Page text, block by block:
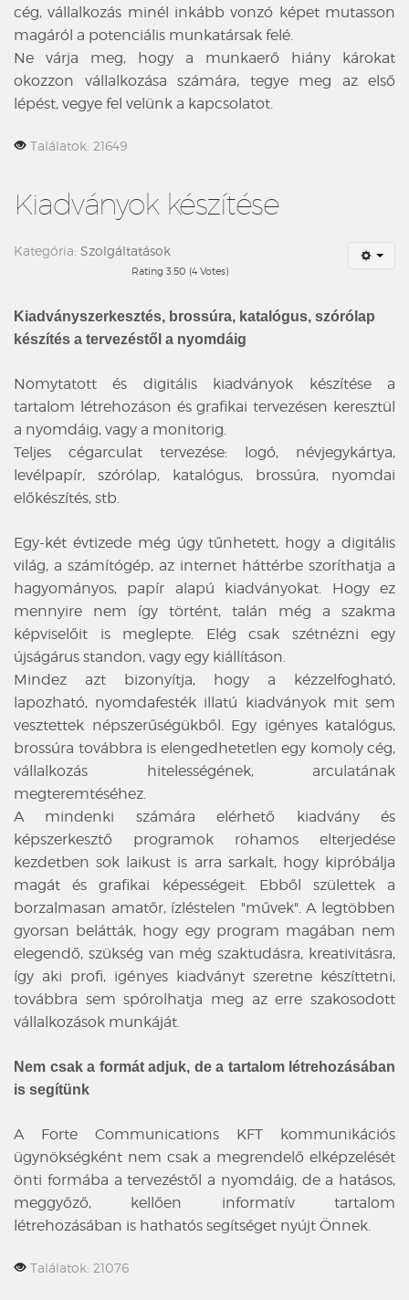
cég, vállalkozás minél inkább vonzó képet mutasson
magáról a potenciális munkatársak felé.
Ne várja meg, hogy a munkaerő hiány károkat
okozzon vállalkozása számára, tegye meg az első
lépést, vegye fel velünk a kapcsolatot.
Találatok: 21649
Kiadványok készítése
Kategória: Szolgáltatások
Rating 3.50 (4 Votes)
Kiadványszerkesztés, brossúra, katalógus, szórólap
készítés a tervezéstől a nyomdáig
Nomytatott és digitális kiadványok készítése a
tartalom létrehozáson és grafikai tervezésen keresztül
a nyomdáig, vagy a monitorig.
Teljes cégarculat tervezése: logó, névjegykártya,
levélpapír, szórólap, katalógus, brossúra, nyomdai
előkészítés, stb.
Egy-két évtizede még úgy tűnhetett, hogy a digitális
világ, a számítógép, az internet háttérbe szoríthatja a
hagyományos, papír alapú kiadványokat. Hogy ez
mennyire nem így történt, talán még a szakma
képviselőit is meglepte. Elég csak szétnézni egy
újságárus standon, vagy egy kiállításon.
Mindez azt bizonyítja, hogy a kézzelfogható,
lapozható, nyomdafesték illatú kiadványok mit sem
vesztettek népszerűségükből. Egy igényes katalógus,
brossúra továbbra is elengedhetetlen egy komoly cég,
vállalkozás hitelességének, arculatának
megteremtéséhez.
A mindenki számára elérhető kiadvány és
képszerkesztő programok rohamos elterjedése
kezdetben sok laikust is arra sarkalt, hogy kipróbálja
magát és grafikai képességeit. Ebből születtek a
borzalmasan amatőr, ízléstelen "művek". A legtöbben
gyorsan belátták, hogy egy program magában nem
elegendő, szükség van még szaktudásra, kreativitásra,
így aki profi, igényes kiadványt szeretne készíttetni,
továbbra sem spórolhatja meg az erre szakosodott
vállalkozások munkáját.
Nem csak a formát adjuk, de a tartalom létrehozásában
is segítünk
A Forte Communications KFT kommunikációs
ügynökségként nem csak a megrendelő elképzelését
önti formába a tervezéstől a nyomdáig, de a hatásos,
meggyőző, kellően informatív tartalom
létrehozásában is hathatós segítséget nyújt Önnek.
Találatok: 21076